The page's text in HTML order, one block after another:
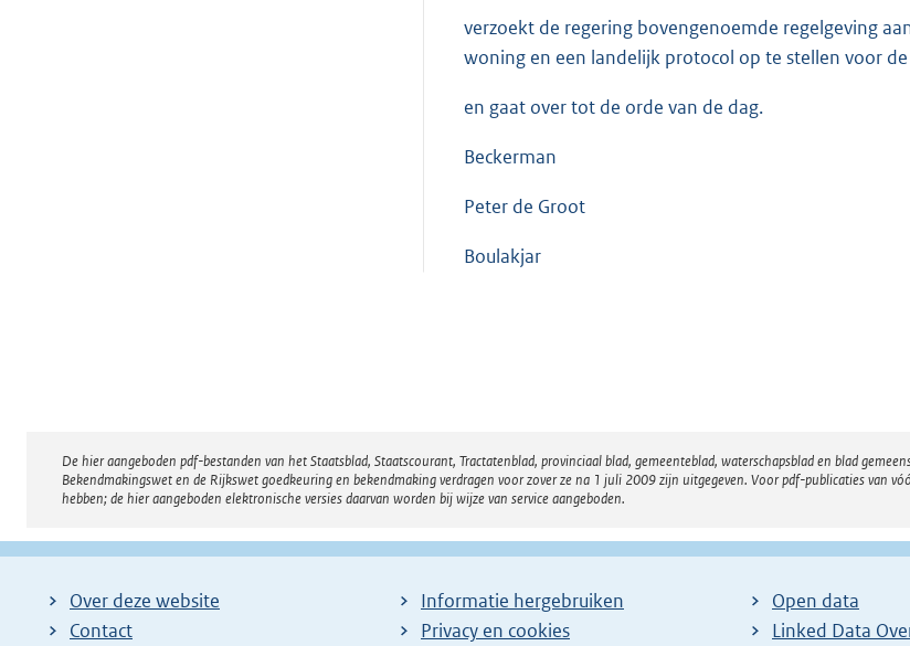
verzoekt de regering bovengenoemde regelgeving
woning en een landelijk protocol op te stellen voor
en gaat over tot de orde van de dag.
Beckerman
Peter de Groot
Boulakjar
Disclaimer
De hier aangeboden pdf-bestanden van het Staatsblad, Staatscourant, Tractatenblad, provinciaal blad, gemeenteblad, waterschapsblad en blad
Bekendmakingswet en de Rijkswet goedkeuring en bekendmaking verdragen voor zover ze na 1 juli 2009 zijn uitgegeven. Voor pdf-publicaties van
hebben; de hier aangeboden elektronische versies daarvan worden bij wijze van service aangeboden.
Over deze website
Contact
Informatie hergebruiken
Privacy en cookies
Open data
Linked Data